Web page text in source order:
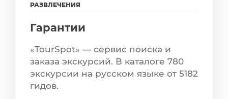
РАЗВЛЕЧЕНИЯ
Гарантии
«TourSpot» — сервис поиска и
заказа экскурсий. В каталоге 780
экскурсии на русском языке от 5182
гидов.